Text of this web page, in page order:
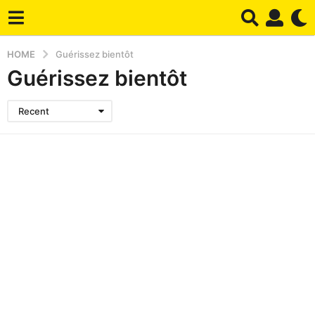
HOME Guérissez bientôt
Guérissez bientôt
Recent